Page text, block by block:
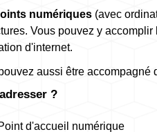
numériques (avec
Vous pouvez y
d'internet.
aussi être accompagné
?
d'accueil numérique